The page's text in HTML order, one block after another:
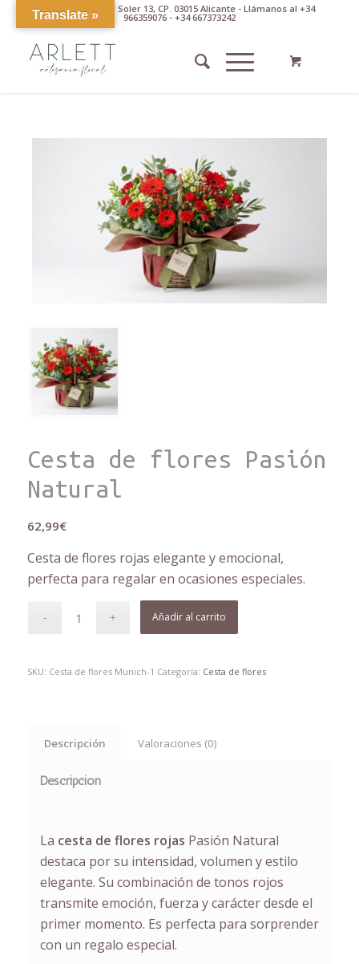
Av. Pintor Xavier Soler 13, CP. 03015 Alicante - Llámanos al +34
966359076 - +34 667373242
Cesta de flores Pasión
Natural
62,99€
Cesta de flores rojas elegante y emocional,
perfecta para regalar en ocasiones especiales.
Añadir al carrito
SKU: Cesta de flores Munich-1 Categoría: Cesta de flores
Descripción Valoraciones (0)
Descripción
La cesta de flores rojas Pasión Natural
destaca por su intensidad, volumen y estilo
elegante. Su combinación de tonos rojos
transmite emoción, fuerza y carácter desde el
primer momento. Es perfecta para sorprender
con un regalo especial.
Translate »